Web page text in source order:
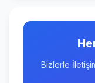
Bizlerle